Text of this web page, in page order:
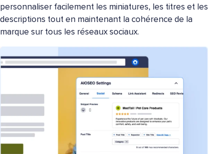
personnaliser facilement les miniatures, les titres et les
descriptions tout en maintenant la cohérence de la
marque sur tous les réseaux sociaux.